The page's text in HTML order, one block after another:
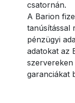
csatornán.
A Barion
tanúsítással
pénzügyi
adatokat az
szervereken
garanciákat